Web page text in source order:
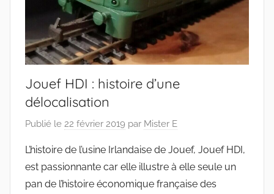
Jouef HDI : histoire d’une
délocalisation
Publié le 22 février 2019 par Mister E
L’histoire de l’usine Irlandaise de Jouef, Jouef HDI,
est passionnante car elle illustre à elle seule un
pan de l’histoire économique française des